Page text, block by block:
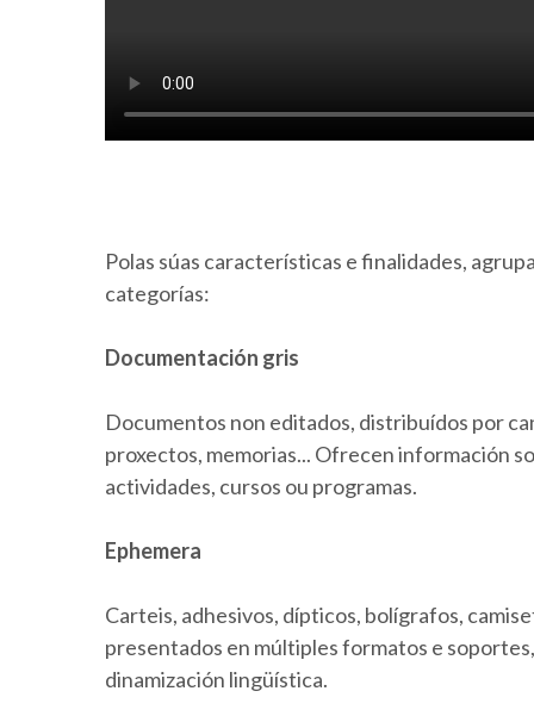
Polas súas características e finalidades,
categorías:
Documentación gris
Documentos non editados, distribuídos por
proxectos, memorias... Ofrecen información
actividades, cursos ou programas.
Ephemera
Carteis, adhesivos, dípticos, bolígrafos,
presentados en múltiples formatos e
dinamización lingüística.